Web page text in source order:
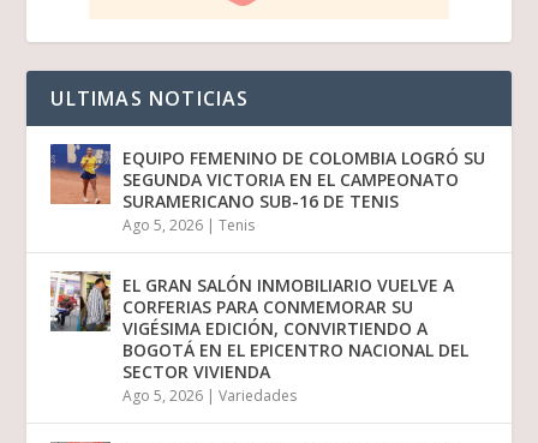
ULTIMAS NOTICIAS
EQUIPO FEMENINO DE COLOMBIA LOGRÓ SU
SEGUNDA VICTORIA EN EL CAMPEONATO
SURAMERICANO SUB-16 DE TENIS
Ago 5, 2026 |Tenis
EL GRAN SALÓN INMOBILIARIO VUELVE A
CORFERIAS PARA CONMEMORAR SU
VIGÉSIMA EDICIÓN, CONVIRTIENDO A
BOGOTÁ EN EL EPICENTRO NACIONAL DEL
SECTOR VIVIENDA
Ago 5, 2026 |Variedades